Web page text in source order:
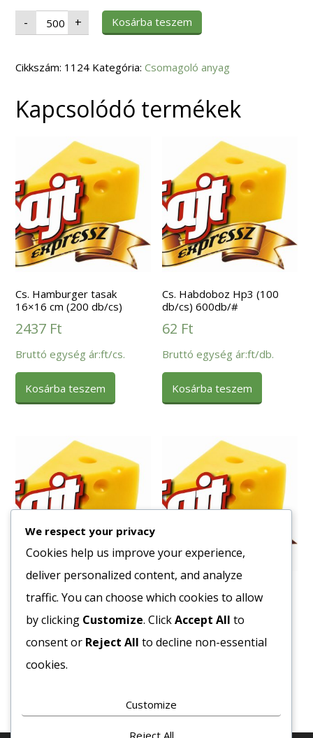
- Cs.
Pizzatávtartó
(500db/csomag)
+ Kosárba teszem
Cikkszám: 1124 Kategória:Csomagoló anyag
Kapcsolódó termékek
Cs. Hamburger tasak
16×16 cm (200 db/cs)
2437 Ft
Bruttó egység ár:ft/cs.
Kosárba teszem
Cs. Habdoboz Hp3 (100
db/cs) 600db/#
62 Ft
Bruttó egység ár:ft/db.
Kosárba teszem
Tengeri Só Örlőben
2102Ft
Bruttó egység ár:ft/db.
Cs. Alu Fólia 45cm x150m.
11779Ft
Bruttó egység ár:ft/db.
We respect your privacy
Cookies help us improve your experience,
deliver personalized content, and analyze
traffic. You can choose which cookies to allow
by clicking Customize. ClickAccept All to
consent or Reject All to decline non-essential
cookies.
Customize
Reject All